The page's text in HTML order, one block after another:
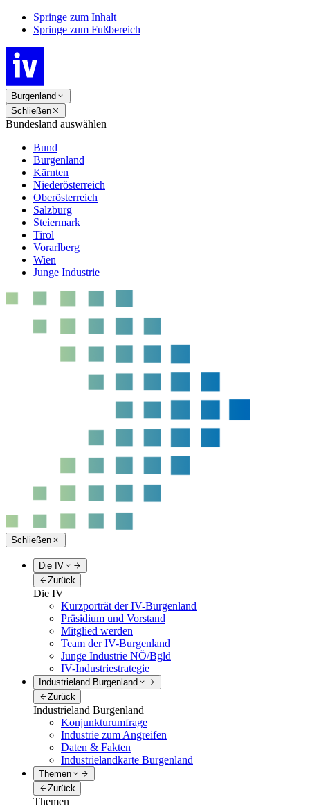
Springe zum Inhalt
Springe zum Fußbereich
Burgenland
Schließen
Bundesland auswählen
Bund
Burgenland
Kärnten
Niederösterreich
Oberösterreich
Salzburg
Steiermark
Tirol
Vorarlberg
Wien
Junge Industrie
Schließen
Die IV
Zurück
Die IV
Kurzporträt der IV-Burgenland
Präsidium und Vorstand
Mitglied werden
Team der IV-Burgenland
Junge Industrie NÖ/Bgld
IV-Industriestrategie
Industrieland Burgenland
Zurück
Industrieland Burgenland
Konjunkturumfrage
Industrie zum Angreifen
Daten & Fakten
Industrielandkarte Burgenland
Themen
Zurück
Themen